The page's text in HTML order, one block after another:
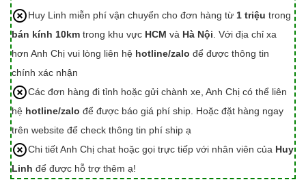
Huy Linh miễn phí vận chuyển cho đơn hàng từ 1 triệu trong
bán kính 10km trong khu vực HCM và Hà Nội . Với địa chỉ xa
hơn Anh Chị vui lòng liên hệ hotline/zalo để được thông tin
chính xác nhận
Các đơn hàng đi tỉnh hoặc gửi chành xe, Anh Chị có thể liên
hệ hotline/zalo để được báo giá phí ship. Hoặc đặt hàng ngay
trên website để check thông tin phí ship ạ
Chi tiết Anh Chị chat hoặc gọi trực tiếp với nhân viên của Huy
Linh để được hỗ trợ thêm ạ!